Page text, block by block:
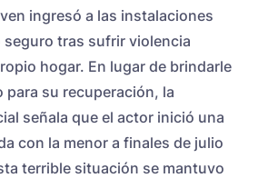
ingresó a las instalaciones
tras sufrir violencia
hogar. En lugar de brindarle
para su recuperación, la
señala que el actor inició una
con la menor a finales de julio
terrible situación se mantuvo